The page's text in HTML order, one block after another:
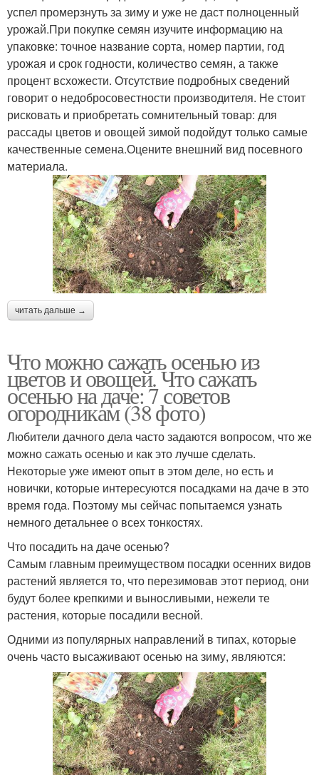
успел промерзнуть за зиму и уже не даст полноценный
урожай.При покупке семян изучите информацию на
упаковке: точное название сорта, номер партии, год
урожая и срок годности, количество семян, а также
процент всхожести. Отсутствие подробных сведений
говорит о недобросовестности производителя. Не стоит
рисковать и приобретать сомнительный товар: для
рассады цветов и овощей зимой подойдут только самые
качественные семена.Оцените внешний вид посевного
материала.
читать дальше →
Что можно сажать осенью из
цветов и овощей. Что сажать
осенью на даче: 7 советов
огородникам (38 фото)
Любители дачного дела часто задаются вопросом, что же
можно сажать осенью и как это лучше сделать.
Некоторые уже имеют опыт в этом деле, но есть и
новички, которые интересуются посадками на даче в это
время года. Поэтому мы сейчас попытаемся узнать
немного детальнее о всех тонкостях.
Что посадить на даче осенью?
Самым главным преимуществом посадки осенних видов
растений является то, что перезимовав этот период, они
будут более крепкими и выносливыми, нежели те
растения, которые посадили весной.
Одними из популярных направлений в типах, которые
очень часто высаживают осенью на зиму, являются: